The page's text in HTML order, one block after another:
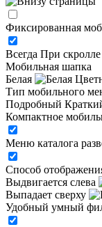
Фиксированная
Всегда При скролле
Мобильная шапка
Белая
Тип мобильного
Подробный
Компактное
Меню каталога
Способ
Выдвигается слева
Выпадает сверху
Удобный умный